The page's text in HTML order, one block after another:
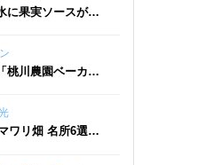
に果実ソースがた
ン
桃川農園ベーカリ
のほか、ジェラー
ワリ畑 名所6選